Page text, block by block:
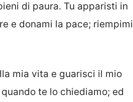
di paura. Tu apparisti in
e donami la pace; riempimi
mia vita e guarisci il mio
te lo chiediamo; ed